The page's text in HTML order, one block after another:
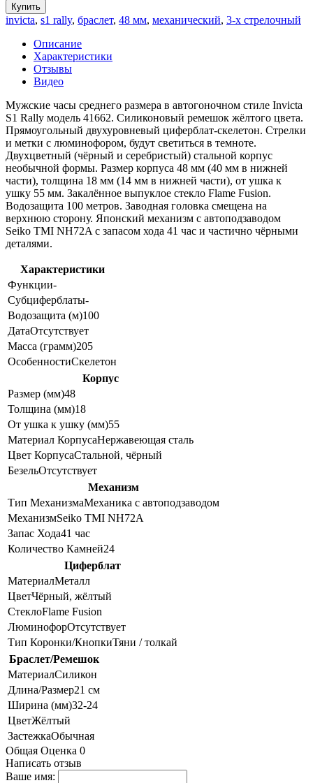
Купить
invicta, s1 rally, браслет, 48 мм, механический, 3-х стрелочный
Описание
Характеристики
Отзывы
Видео
Мужские часы среднего размера в автогоночном стиле Invicta
S1 Rally модель 41662. Силиконовый ремешок жёлтого цвета.
Прямоугольный двухуровневый циферблат-скелетон. Стрелки
и метки с люминофором, будут светиться в темноте.
Двухцветный (чёрный и серебристый) стальной корпус
необычной формы. Размер корпуса 48 мм (40 мм в нижней
части), толщина 18 мм (14 мм в нижней части), от ушка к
ушку 55 мм. Закалённое выпуклое стекло Flame Fusion.
Водозащита 100 метров. Заводная головка смещена на
верхнюю сторону. Японский механизм с автоподзаводом
Seiko TMI NH72A с запасом хода 41 час и частично чёрными
деталями.
Характеристики
Функции-
Субциферблаты-
Водозащита (м)100
ДатаОтсутствует
Масса (грамм)205
ОсобенностиСкелетон
Корпус
Размер (мм)48
Толщина (мм)18
От ушка к ушку (мм)55
Материал КорпусаНержавеющая сталь
Цвет КорпусаСтальной, чёрный
БезельОтсутствует
Механизм
Тип МеханизмаМеханика с автоподзаводом
МеханизмSeiko TMI NH72A
Запас Хода41 час
Количество Камней24
Циферблат
МатериалМеталл
ЦветЧёрный, жёлтый
СтеклоFlame Fusion
ЛюминофорОтсутствует
Тип Коронки/КнопкиТяни / толкай
Браслет/Ремешок
МатериалСиликон
Длина/Размер21 см
Ширина (мм)32-24
ЦветЖёлтый
ЗастежкаОбычная
Общая Оценка 0
Написать отзыв
Ваше имя: